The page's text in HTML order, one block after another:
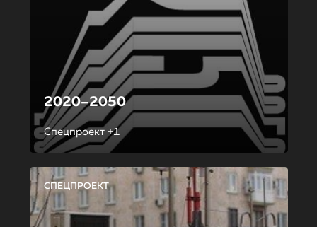
2020–2050
Спецпроект +1
СПЕЦПРОЕКТ